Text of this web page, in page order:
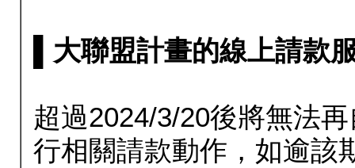
▌大聯盟計畫的線上請款
超過2024/3/20後將無法
行相關請款動作，如逾該